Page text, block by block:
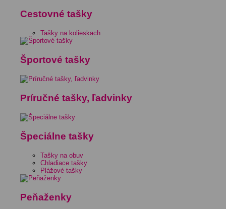
Cestovné tašky
Tašky na kolieskach
Športové tašky
Príručné tašky, ľadvinky
Špeciálne tašky
Tašky na obuv
Chladiace tašky
Plážové tašky
Peňaženky